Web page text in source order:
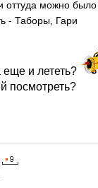
оттуда можно
- Таборы, Гари
и лететь?
посмотреть?